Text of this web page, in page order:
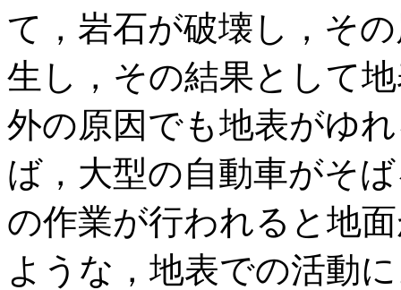
て，岩石が破壊し，そ
生し，その結果として
外の原因でも地表がゆ
ば，大型の自動車がそ
の作業が行われると地
ような，地表での活動